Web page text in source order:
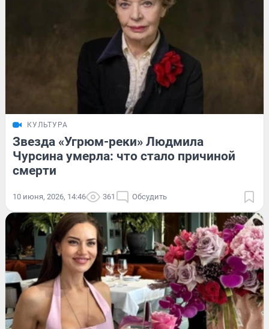
КУЛЬТУРА
Звезда «Угрюм-реки» Людмила
Чурсина умерла: что стало причиной
смерти
10 июня, 2026, 14:46 361 Обсудить